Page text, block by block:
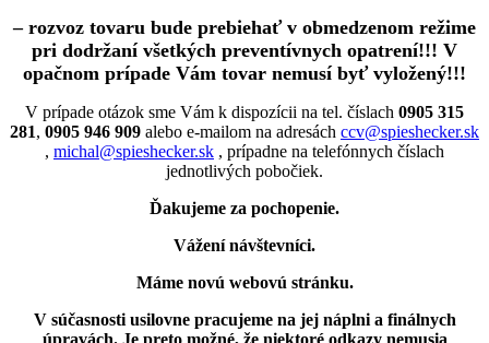
– rozvoz tovaru bude prebiehať v obmedzenom režime
pri dodržaní všetkých preventívnych opatrení!!! V
opačnom prípade Vám tovar nemusí byť vyložený!!!
V prípade otázok sme Vám k dispozícii na tel. číslach 0905 315
281, 0905 946 909 alebo e-mailom na adresách ccv@spieshecker.sk
, michal@spieshecker.sk , prípadne na telefónnych číslach
jednotlivých pobočiek.
Ďakujeme za pochopenie.
Vážení návštevníci.
Máme novú webovú stránku.
V súčasnosti usilovne pracujeme na jej náplni a finálnych